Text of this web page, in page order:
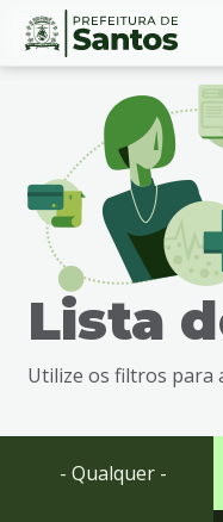
Ir
busca
Ir
Conteúdo
Lista
Utilize os filtros para
- Qualquer -